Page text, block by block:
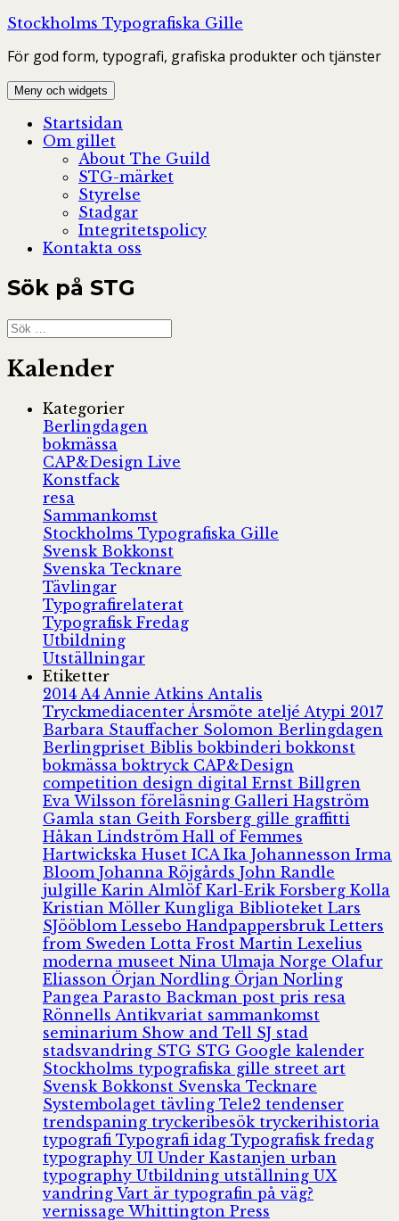
Hoppa
innehåll
Stockholms Typografiska Gille
För god form, typografi, grafiska produkter och tjänster
Meny och widgets
Startsidan
Om gillet
About The Guild
STG-märket
Styrelse
Stadgar
Integritetspolicy
Kontakta oss
Sök på STG
Sök
efter:
Kalender
Kategorier
Berlingdagen
bokmässa
CAP&Design Live
Konstfack
resa
Sammankomst
Stockholms Typografiska Gille
Svensk Bokkonst
Svenska Tecknare
Tävlingar
Typografirelaterat
Typografisk Fredag
Utbildning
Utställningar
Etiketter
2014 A4 Annie Atkins Antalis
Tryckmediacenter Årsmöte ateljé Atypi 2017
Barbara Stauffacher Solomon Berlingdagen
Berlingpriset Biblisbokbinderibokkonst
bokmässaboktryck CAP&Design
competition design digital Ernst Billgren
Eva Wilsson föreläsning Galleri Hagström
Gamla stan Geith Forsberg gille graffitti
Håkan Lindström Hall of Femmes
Hartwickska Huset ICA Ika Johannesson Irma
Bloom Johanna Röjgårds John Randle
julgille Karin Almlöf Karl-Erik Forsberg Kolla
Kristian Möller Kungliga Biblioteket Lars
SJööblom Lessebo Handpappersbruk Letters
from Sweden Lotta Frost Martin Lexelius
moderna museet Nina Ulmaja Norge Olafur
Eliasson Örjan Nordling Örjan Norling
Pangea Parasto Backman post pris resa
Rönnells Antikvariat sammankomst
seminarium Show and Tell SJ stad
stadsvandring STG STG Google kalender
Stockholms typografiska gille street art
Svensk Bokkonst Svenska Tecknare
Systembolaget tävling Tele2 tendenser
trendspaning tryckeribesök tryckerihistoria
typografi Typografi idag Typografisk fredag
typography UI Under Kastanjen urban
typography Utbildning utställning UX
vandring Vart är typografin på väg?
vernissage Whittington Press